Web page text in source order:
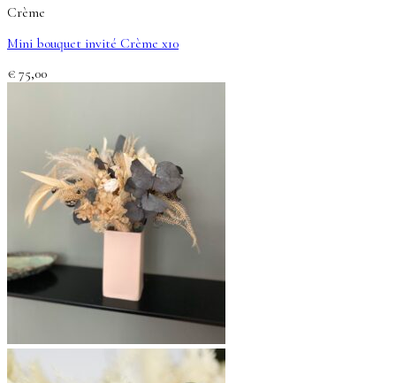
Crème
Mini bouquet invité Crème x10
€ 75,00